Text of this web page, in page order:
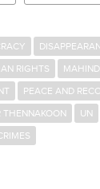
RIGHTS
PEACE AND
THENNAKOON UN